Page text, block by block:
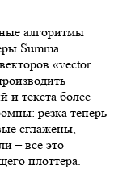
алгоритмы
Summa
«vector
и текста более
резка теперь
сглажены,
– все это
плоттера.